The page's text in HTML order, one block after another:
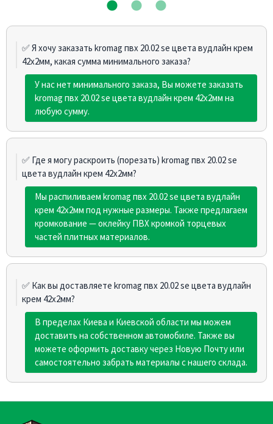
✅ Я хочу заказать kromag пвх 20.02 sе цвета вудлайн крем
42х2мм, какая сумма минимального заказа?
У нас нет минимального заказа, Вы можете заказать
kromag пвх 20.02 sе цвета вудлайн крем 42х2мм на
любую сумму.
✅ Где я могу раскроить (порезать) kromag пвх 20.02 sе
цвета вудлайн крем 42х2мм?
Мы распиливаем kromag пвх 20.02 sе цвета вудлайн
крем 42х2мм под нужные размеры. Также предлагаем
кромкование — оклейку ПВХ кромкой торцевых
частей плитных материалов.
✅ Как вы доставляете kromag пвх 20.02 sе цвета вудлайн
крем 42х2мм?
В пределах Киева и Киевской области мы можем
доставить на собственном автомобиле. Также вы
можете оформить доставку через Новую Почту или
самостоятельно забрать материалы с нашего склада.